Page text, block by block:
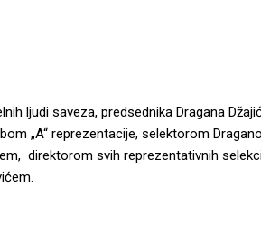
ljudi saveza, predsednika Dragana
„A“ reprezentacije, selektorom
direktorom svih reprezentativnih